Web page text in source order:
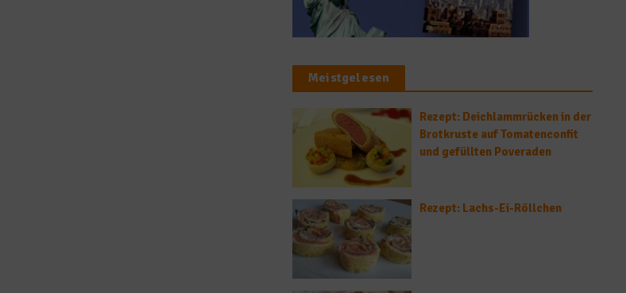
Meistgelesen
Rezept: Deichlammrücken in der
Brotkruste auf Tomatenconfit
und gefüllten Poveraden
Rezept: Lachs-Ei-Röllchen